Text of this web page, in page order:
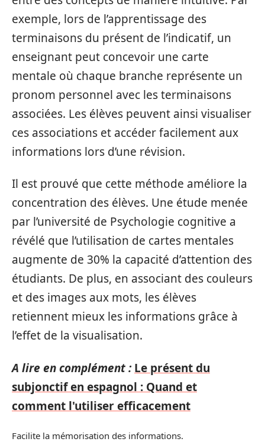
exemple, lors de l’apprentissage des
terminaisons du présent de l’indicatif, un
enseignant peut concevoir une carte
mentale où chaque branche représente un
pronom personnel avec les terminaisons
associées. Les élèves peuvent ainsi visualiser
ces associations et accéder facilement aux
informations lors d’une révision.
Il est prouvé que cette méthode améliore la
concentration des élèves. Une étude menée
par l’université de Psychologie cognitive a
révélé que l’utilisation de cartes mentales
augmente de 30% la capacité d’attention des
étudiants. De plus, en associant des couleurs
et des images aux mots, les élèves
retiennent mieux les informations grâce à
l’effet de la visualisation.
A lire en complément : Le présent du
subjonctif en espagnol : Quand et
comment l'utiliser efficacement
Facilite la mémorisation des informations.